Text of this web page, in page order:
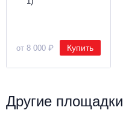
от 8 000 ₽ Купить
Другие площадки